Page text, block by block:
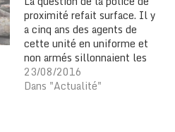
proximité refait surface. Il y
a cinq ans des agents de
cette unité en uniforme et
non armés sillonnaient les
ruelles des quartiers de Lomé
et les environs. Ils
23/08/2016
Dans "Actualité"